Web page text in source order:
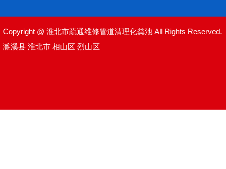
Copyright @ 淮北市疏通维修管道清理化粪池 All Rights Reserved.
濉溪县 淮北市 相山区 烈山区